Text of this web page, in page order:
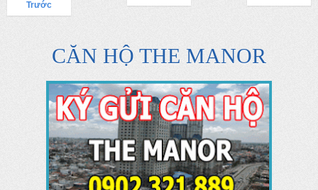
Trước
CĂN HỘ THE MANOR